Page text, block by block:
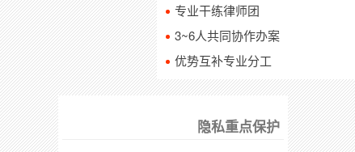
专业干练律师团
3~6人共同协作办案
优势互补专业分工
隐私重点保护